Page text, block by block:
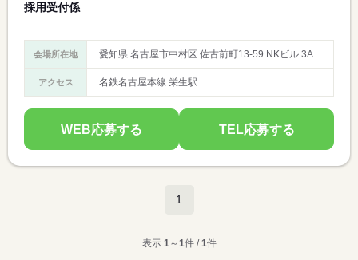
採用受付係
会場所在地 愛知県 名古屋市中村区 佐古前町13-59 NKビル 3A
アクセス 名鉄名古屋本線 栄生駅
WEB応募する TEL応募する
1
表示 1～1件 /1件